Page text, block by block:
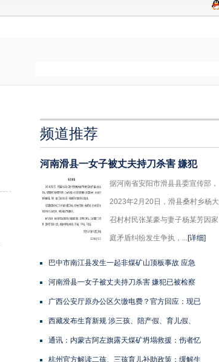
频道推荐
河南滑县一女子被丈夫持刀杀害 嫌犯
据河南省安阳市滑县县委宣传部，
2023年2月20日，滑县桑村乡杨大
召村村民张某豪与妻子杨某芳因家
庭矛盾纠纷发生争执，...[详细]
巴中市南江县发生一起非煤矿山顶板事故 应急
河南滑县一女子被丈夫持刀杀害 嫌犯已被检察
广西公安厅原办公区欠缴电费？官方回应：现已
西藏发布生育新规 涉三孩、陪产假、育儿假、
通讯：内蒙古阿左旗露天煤矿坍塌救援：伤者忆
杭州官方解读二孩、三孩育儿补助政策：缓解生